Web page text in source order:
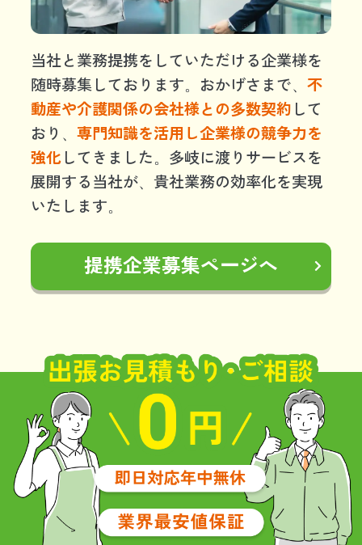
当社と業務提携をしていただける企業様を
随時募集しております。おかげさまで、不
動産や介護関係の会社様との多数契約 して
おり、専門知識を活用し企業様の競争力を
強化 してきました。多岐に渡りサービスを
展開する当社が、貴社業務の効率化を実現
いたします。
提携企業募集ページへ